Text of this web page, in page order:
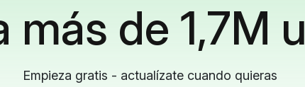
más de 1,7M
Empieza gratis - actualízate cuando quieras